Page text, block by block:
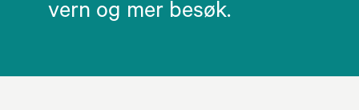
vern og mer besøk.